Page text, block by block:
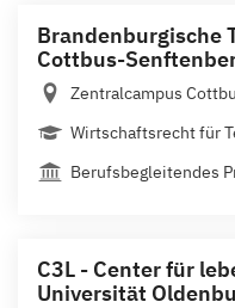
Brandenburgische
Cottbus-
Zentralcampus
Wirtschaftsrecht für
Berufsbegleitendes
C3L - Center für
Universität